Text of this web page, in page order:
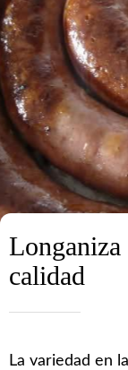
Longaniza
calidad
La variedad en